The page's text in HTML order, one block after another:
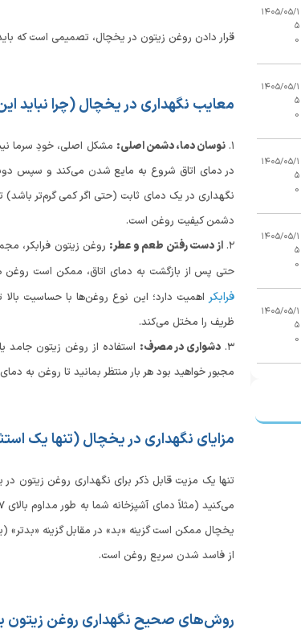
۱۴۰۵/۰۵/۱
۵
0
۱۴۰۵/۰۵/۱
۵
0
۱۴۰۵/۰۵/۱
۵
0
۱۴۰۵/۰۵/۱
۵
0
۱۴۰۵/۰۵/۱
۵
0
قرار دادن روغن زیتون در یخچال، تصمیمی است که
معایب نگهداری در یخچال (چرا نباید این
۱. نوسان دما، دشمن اصلی: مشکل اصلی، خودِ سرما
در دمای اتاق شروع به مایع شدن می‌کند و سپس
دشمن کیفیت روغن است.
۲. از دست رفتن طعم و عطر: روغن زیتون فرابکر،
حتی پس از بازگشت به دمای اتاق، ممکن است روغن
فرابکر اهمیت دارد؛ این نوع روغن‌ها با حساسیت
ظریف را مختل می‌کند.
۳. دشواری در مصرف: استفاده از روغن زیتون جامد
مجبور خواهید بود هر بار منتظر بمانید تا روغن به
مزایای نگهداری در یخچال (تنها یک
تنها یک مزیت قابل ذکر برای نگهداری روغن زیتون
یخچال ممکن است گزینه «بد» در مقابل گزینه «بدتر»
از فاسد شدن سریع روغن است.
روش‌های صحیح نگهداری روغن زیتون